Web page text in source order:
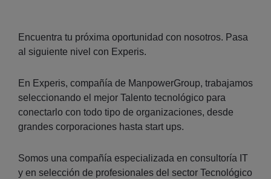
Encuentra tu próxima oportunidad con nosotros. Pasa
al siguiente nivel con Experis.
En Experis, compañía de ManpowerGroup, trabajamos
seleccionando el mejor Talento tecnológico para
conectarlo con todo tipo de organizaciones, desde
grandes corporaciones hasta start ups.
Somos una compañía especializada en consultoría IT
y en selección de profesionales del sector Tecnológico